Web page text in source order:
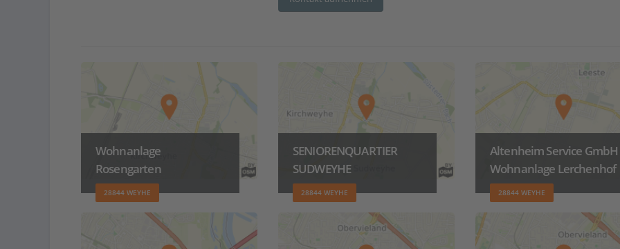
Wohnanlage
Rosengarten
28844 WEYHE
SENIORENQUARTIER
SUDWEYHE
28844 WEYHE
Altenheim Service GmbH
Wohnanlage Lerchenhof
28844 WEYHE